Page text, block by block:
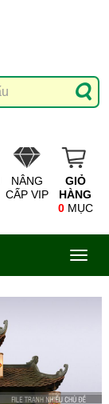
GIỎ
HÀNG
0MỤC
NÂNG
CẤP VIP